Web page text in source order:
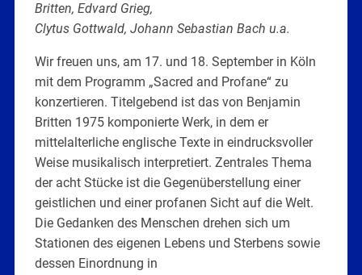
Britten, Edvard Grieg,
Clytus Gottwald, Johann Sebastian Bach u.a.
Wir freuen uns, am 17. und 18. September in Köln
mit dem Programm „Sacred and Profane“ zu
konzertieren. Titelgebend ist das von Benjamin
Britten 1975 komponierte Werk, in dem er
mittelalterliche englische Texte in eindrucksvoller
Weise musikalisch interpretiert. Zentrales Thema
der acht Stücke ist die Gegenüberstellung einer
geistlichen und einer profanen Sicht auf die Welt.
Die Gedanken des Menschen drehen sich um
Stationen des eigenen Lebens und Sterbens sowie
dessen Einordnung in